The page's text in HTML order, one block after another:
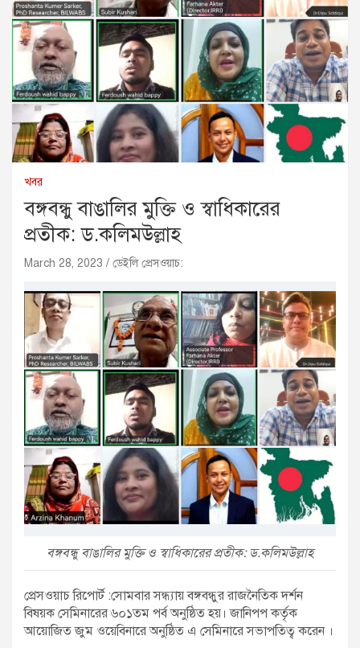
খবর
বঙ্গবন্ধু বাঙালির মুক্তি ও স্বাধিকারের
প্রতীক: ড.কলিমউল্লাহ
March 28, 2023 ডেইলি প্রেসওয়াচ:
বঙ্গবন্ধু বাঙালির মুক্তি ও স্বাধিকারের প্রতীক: ড.কলিমউল্লাহ
প্রেসওয়াচ রিপোর্ট :সোমবার সন্ধ্যায় বঙ্গবন্ধুর রাজনৈতিক দর্শন
বিষয়ক সেমিনারের ৬০১তম পর্ব অনুষ্ঠিত হয়। জানিপপ কর্তৃক
আয়োজিত জুম ওয়েবিনারে অনুষ্ঠিত এ সেমিনারে সভাপতিত্ব করেন ।